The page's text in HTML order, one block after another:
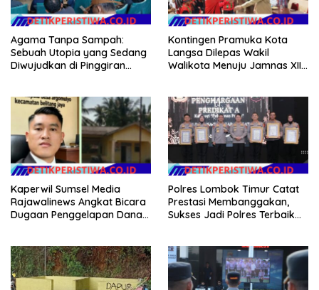
Agama Tanpa Sampah:
Sebuah Utopia yang Sedang
Diwujudkan di Pinggiran
Kontingen Pramuka Kota
Langsa Dilepas Wakil
Walikota Menuju Jamnas XII
Kaperwil Sumsel Media
Rajawalinews Angkat Bicara
Dugaan Penggelapan Dana
Hilang 3 Bulan Bawa
Anggaran Pembangunan
Polres Lombok Timur Catat
Prestasi Membanggakan,
Sukses Jadi Polres Terbaik